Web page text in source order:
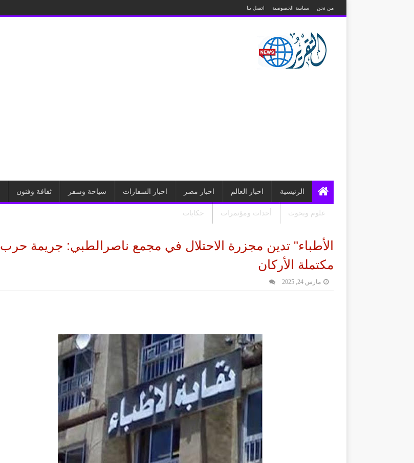
من نحن سياسة الخصوصية اتصل بنا
الرئيسية اخبار العالم اخبار مصر اخبار السفارات سياحة وسفر ثقافة وفنون
علوم وبحوث أحداث ومؤتمرات حكايات
الأطباء" تدين مجزرة الاحتلال في مجمع ناصرالطبي: جريمة حرب
مكتملة الأركان
مارس 24, 2025